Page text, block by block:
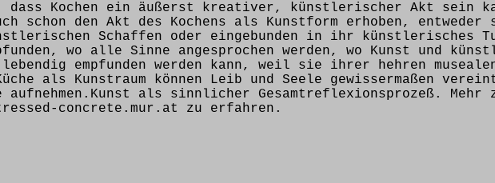
dass Kochen ein äußerst kreativer, künstlerischer Akt sein
schon den Akt des Kochens als Kunstform erhoben,
Schaffen oder eingebunden in ihr künstlerisches
wo alle Sinne angesprochen werden, wo Kunst und
empfunden werden kann, weil sie ihrer hehren musealen
als Kunstraum können Leib und Seele gewissermaßen
aufnehmen.Kunst als sinnlicher Gesamtreflexionsprozeß. Mehr
concrete.mur.at zu erfahren.